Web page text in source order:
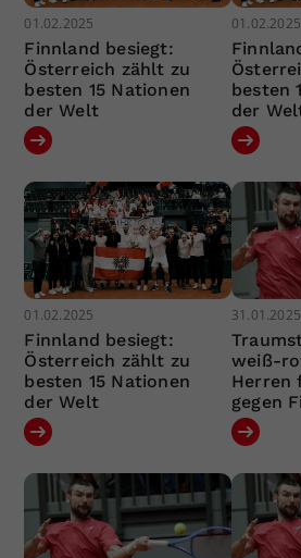
01.02.2025
Finnland besiegt:
Österreich zählt zu
besten 15 Nationen
der Welt
01.02.2025
besten
der
01.02.2025
Finnland besiegt:
Österreich zählt zu
besten 15 Nationen
der Welt
31.01.2025
weiß-
Herren
gegen